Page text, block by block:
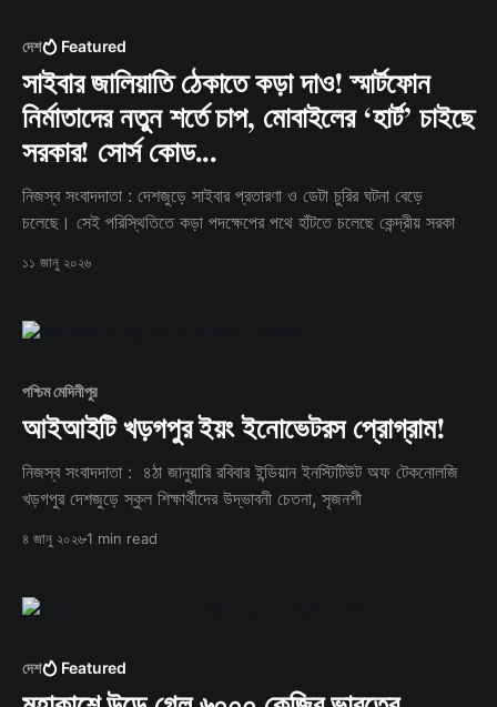
দেশ Featured
সাইবার জালিয়াতি ঠেকাতে কড়া দাও! স্মার্টফোন
নির্মাতাদের নতুন শর্তে চাপ, মোবাইলের ‘হার্ট’ চাইছে
সরকার! সোর্স কোড...
নিজস্ব সংবাদদাতা : দেশজুড়ে সাইবার প্রতারণা ও ডেটা চুরির ঘটনা বেড়ে
চলেছে। সেই পরিস্থিতিতে কড়া পদক্ষেপের পথে হাঁটতে চলেছে কেন্দ্রীয় সরকা
১১ জানু ২০২৬
পশ্চিম মেদিনীপুর
আইআইটি খড়গপুর ইয়ং ইনোভেটরস প্রোগ্রাম!
নিজস্ব সংবাদদাতা : ৪ঠা জানুয়ারি রবিবার ইন্ডিয়ান ইনস্টিটিউট অফ টেকনোলজি
খড়গপুর দেশজুড়ে স্কুল শিক্ষার্থীদের উদ্ভাবনী চেতনা, সৃজনশী
৪ জানু ২০২৬1 min read
দেশ Featured